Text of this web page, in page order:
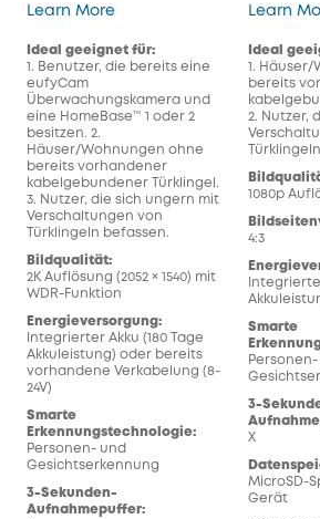
Learn MoreVideo Doorbell S220 Add-
Ideal geeignet für:
1. Benutzer, die bereits eine
eufyCam
Überwachungskamera und
eine HomeBase™ 1 oder 2
besitzen. 2.
Häuser/Wohnungen ohne
bereits vorhandener
kabelgebundener Türklingel.
3. Nutzer, die sich ungern mit
Verschaltungen von
Türklingeln befassen.
Bildqualität:
2K Auflösung (2052 × 1540) mit
WDR-Funktion
Energieversorgung:
Integrierter Akku (180 Tage
Akkuleistung) oder bereits
vorhandene Verkabelung (8-
24V)
Smarte
Erkennungstechnologie:
Personen- und
Gesichtserkennung
3-Sekunden-
Aufnahmepuffer:
Learn
Ideal
1.
bereits
2. Nutzer,
1080p
4:3
Smarte
3-
X
MicroSD-
Gerät